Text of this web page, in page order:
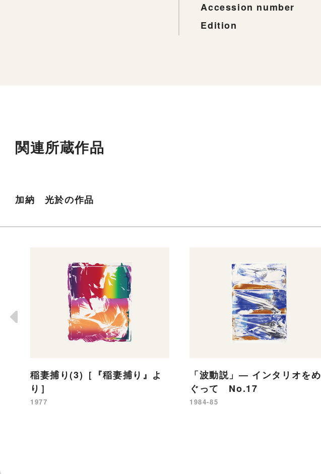
Accession number
Edition
関連所蔵作品
加納 光於の作品
稲妻捕り(3)［『稲妻捕り』よ
り］
1977
「波動説」— インタリオをめ
ぐって No.17
1984-85